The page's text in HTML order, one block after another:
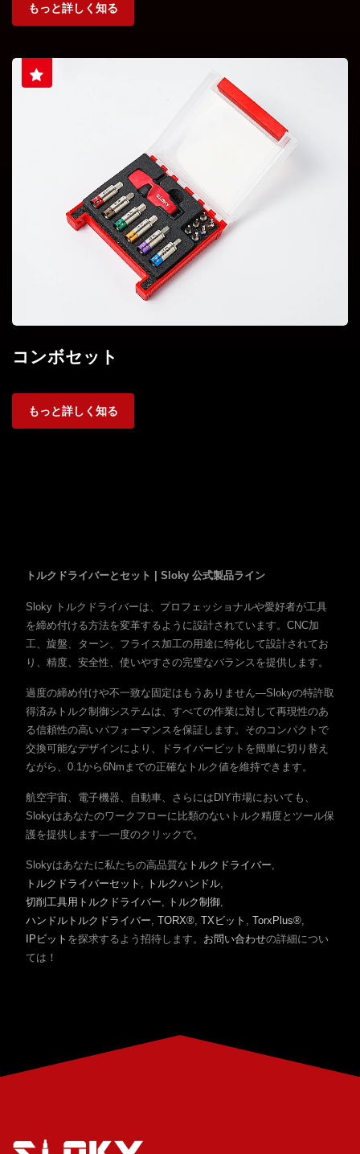
もっと詳しく知る
コンボセット
もっと詳しく知る
トルクドライバーとセット | Sloky 公式製品ライン
Sloky トルクドライバーは、プロフェッショナルや愛好者が工具
を締め付ける方法を変革するように設計されています。CNC加
工、旋盤、ターン、フライス加工の用途に特化して設計されてお
り、精度、安全性、使いやすさの完璧なバランスを提供します。
過度の締め付けや不一致な固定はもうありません—Slokyの特許取
得済みトルク制御システムは、すべての作業に対して再現性のあ
る信頼性の高いパフォーマンスを保証します。そのコンパクトで
交換可能なデザインにより、ドライバービットを簡単に切り替え
ながら、0.1から6Nmまでの正確なトルク値を維持できます。
航空宇宙、電子機器、自動車、さらにはDIY市場においても、
Slokyはあなたのワークフローに比類のないトルク精度とツール保
護を提供します—一度のクリックで。
Slokyはあなたに私たちの高品質な トルクドライバー
トルクドライバーセット
トルクハンドル
切削工具用トルクドライバー
トルク制御
ハンドルトルクドライバー TORX® TXビット TorxPlus®
IPビット を探求するよう招待します。 お問い合わせの詳細につい
ては！